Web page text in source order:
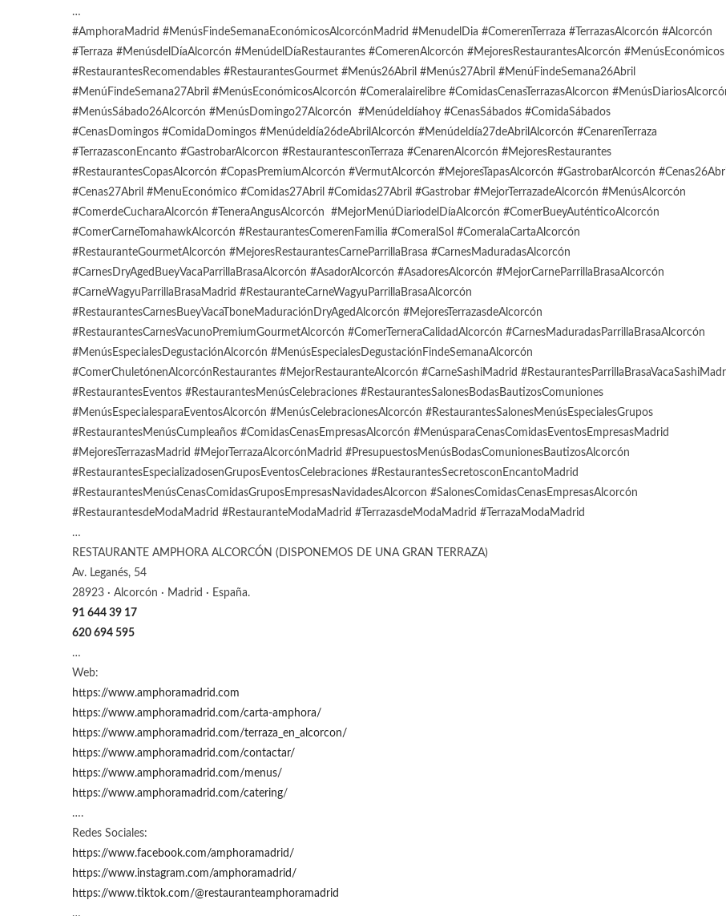
…
#AmphoraMadrid #MenúsFindeSemanaEconómicosAlcorcónMadrid #MenudelDia #ComerenTerraza #TerrazasAlcorcón #Alcorcón
#Terraza #MenúsdelDíaAlcorcón #MenúdelDíaRestaurantes #ComerenAlcorcón #MejoresRestaurantesAlcorcón #MenúsEconómicos
#RestaurantesRecomendables #RestaurantesGourmet #Menús26Abril #Menús27Abril #MenúFindeSemana26Abril
#MenúFindeSemana27Abril #MenúsEconómicosAlcorcón #Comeralairelibre #ComidasCenasTerrazasAlcorcon
#MenúsSábado26Alcorcón #MenúsDomingo27Alcorcón #Menúdeldíahoy #CenasSábados #ComidaSábados
#CenasDomingos #ComidaDomingos #Menúdeldía26deAbrilAlcorcón #Menúdeldía27deAbrilAlcorcón #CenarenTerraza
#TerrazasconEncanto #GastrobarAlcorcon #RestaurantesconTerraza #CenarenAlcorcón #MejoresRestaurantes
#RestaurantesCopasAlcorcón #CopasPremiumAlcorcón #VermutAlcorcón #MejoresTapasAlcorcón #GastrobarAlcorcón
#Cenas27Abril #MenuEconómico #Comidas27Abril #Comidas27Abril #Gastrobar #MejorTerrazadeAlcorcón #MenúsAlcorcón
#ComerdeCucharaAlcorcón #TeneraAngusAlcorcón #MejorMenúDiariodelDíaAlcorcón #ComerBueyAuténticoAlcorcón
#ComerCarneTomahawkAlcorcón #RestaurantesComerenFamilia #ComeralSol #ComeralaCartaAlcorcón
#RestauranteGourmetAlcorcón #MejoresRestaurantesCarneParrillaBrasa #CarnesMaduradasAlcorcón
#CarnesDryAgedBueyVacaParrillaBrasaAlcorcón #AsadorAlcorcón #AsadoresAlcorcón #MejorCarneParrillaBrasaAlcorcón
#CarneWagyuParrillaBrasaMadrid #RestauranteCarneWagyuParrillaBrasaAlcorcón
#RestaurantesCarnesBueyVacaTboneMaduraciónDryAgedAlcorcón #MejoresTerrazasdeAlcorcón
#RestaurantesCarnesVacunoPremiumGourmetAlcorcón #ComerTerneraCalidadAlcorcón #CarnesMaduradasParrillaBrasaAlcorcón
#MenúsEspecialesDegustaciónAlcorcón #MenúsEspecialesDegustaciónFindeSemanaAlcorcón
#ComerChuletónenAlcorcónRestaurantes #MejorRestauranteAlcorcón #CarneSashiMadrid
#RestaurantesEventos #RestaurantesMenúsCelebraciones #RestaurantesSalonesBodasBautizosComuniones
#MenúsEspecialesparaEventosAlcorcón #MenúsCelebracionesAlcorcón #RestaurantesSalonesMenúsEspecialesGrupos
#RestaurantesMenúsCumpleaños #ComidasCenasEmpresasAlcorcón #MenúsparaCenasComidasEventosEmpresasMadrid
#MejoresTerrazasMadrid #MejorTerrazaAlcorcónMadrid #PresupuestosMenúsBodasComunionesBautizosAlcorcón
#RestaurantesEspecializadosenGruposEventosCelebraciones #RestaurantesSecretosconEncantoMadrid
#RestaurantesMenúsCenasComidasGruposEmpresasNavidadesAlcorcon #SalonesComidasCenasEmpresasAlcorcón
#RestaurantesdeModaMadrid #RestauranteModaMadrid #TerrazasdeModaMadrid #TerrazaModaMadrid
…
RESTAURANTE AMPHORA ALCORCÓN (DISPONEMOS DE UNA GRAN TERRAZA)
Av. Leganés, 54
28923 · Alcorcón · Madrid · España.
91 644 39 17
620 694 595
…
Web:
https://www.amphoramadrid.com
https://www.amphoramadrid.com/carta-amphora/
https://www.amphoramadrid.com/terraza_en_alcorcon/
https://www.amphoramadrid.com/contactar/
https://www.amphoramadrid.com/menus/
https://www.amphoramadrid.com/catering/
….
Redes Sociales:
https://www.facebook.com/amphoramadrid/
https://www.instagram.com/amphoramadrid/
https://www.tiktok.com/@restauranteamphoramadrid
…